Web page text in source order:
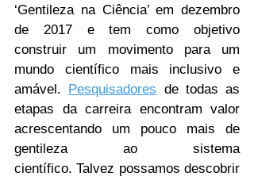
‘Gentileza na Ciência’ em dezembro
de 2017 e tem como objetivo
construir um movimento para um
mundo científico mais inclusivo e
amável. Pesquisadores de todas as
etapas da carreira encontram valor
acrescentando um pouco mais de
gentileza ao sistema
científico. Talvez possamos descobrir